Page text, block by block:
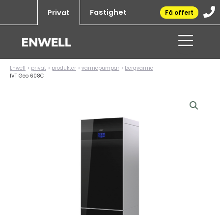
Privat Fastighet Få offert
Enwell > privat > produkter > varmepumpar > bergvarme
IVT Geo 608C